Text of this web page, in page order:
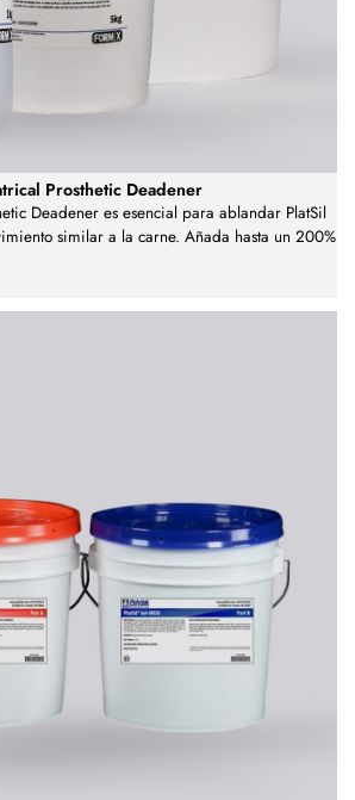
Prosthetic Deadener
Deadener es esencial para ablandar PlatSil
similar a la carne. Añada hasta un 200%